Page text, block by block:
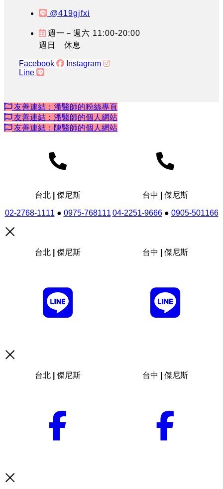
@419gjfxi
週一－週六 11:00-20:00
週日 休息
Facebook
Instagram
Line
友善連結：潘醫師的粉絲專頁
友善連結：潘醫師的個人網站
友善連結：陳醫師的個人網站
台北 | 傑尼斯
02-2768-1111 ● 0975-768111
台中 | 傑尼斯
04-2251-9666● 0905-501166
台北 | 傑尼斯 台中 | 傑尼斯
台北 | 傑尼斯 台中 | 傑尼斯